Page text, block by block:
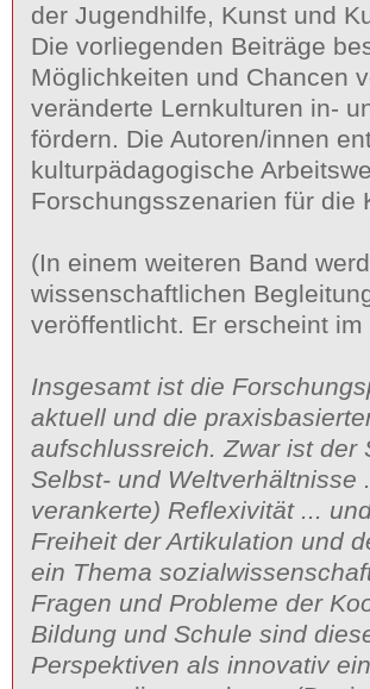
der Jugendhilfe, Kunst und
Die vorliegenden Beiträge
Möglichkeiten und Chancen
veränderte Lernkulturen in-
fördern. Die Autoren/innen
kulturpädagogische
Forschungsszenarien für die
(In einem weiteren Band
wissenschaftlichen
veröffentlicht. Er erscheint
Insgesamt ist die
aktuell und die
aufschlussreich. Zwar ist der
Selbst- und Weltverhältnisse
verankerte) Reflexivität ...
Freiheit der Artikulation und
ein Thema
Fragen und Probleme der
Bildung und Schule sind
Perspektiven als innovativ